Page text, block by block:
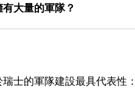
大量的軍隊？
士的軍隊建設最具代表性